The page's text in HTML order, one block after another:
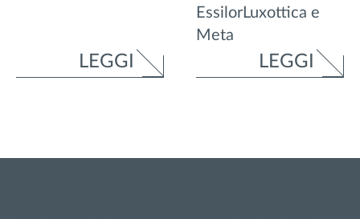
LEGGI
EssilorLuxottica e
Meta
LEGGI